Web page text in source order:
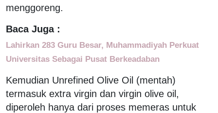
menggoreng.
Baca Juga :
Lahirkan 283 Guru Besar, Muhammadiyah Perkuat
Universitas Sebagai Pusat Berkeadaban
Kemudian Unrefined Olive Oil (mentah)
termasuk extra virgin dan virgin olive oil,
diperoleh hanya dari proses memeras untuk